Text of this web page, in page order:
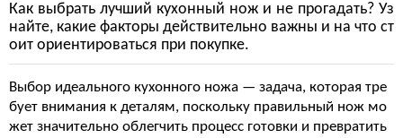
Как выбрать лучший кухонный нож и не прогадать? Уз
найте, какие факторы действительно важны и на что ст
оит ориентироваться при покупке.
Выбор идеального кухонного ножа — задача, которая тре
бует внимания к деталям, поскольку правильный нож мо
жет значительно облегчить процесс готовки и превратить